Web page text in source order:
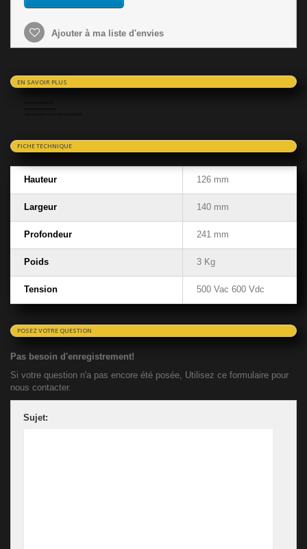
Ajouter à ma liste d'envies
EN SAVOIR PLUS
FICHE TECHNIQUE
Hauteur 126 mm
Largeur 140 mm
Profondeur 241 mm
Poids 3 Kg
Tension 500 Vac 600 Vdc
POSEZ VOTRE QUESTION
Pas besoin d'enregistrement!
Si votre question n'a pas encore été posée, Utilisez ce formulaire pour
nous contacter.
Sujet: